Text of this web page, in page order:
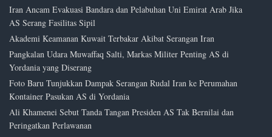
Iran Ancam Evakuasi Bandara dan Pelabuhan Uni Emirat Arab Jika
AS Serang Fasilitas Sipil
Akademi Keamanan Kuwait Terbakar Akibat Serangan Iran
Pangkalan Udara Muwaffaq Salti, Markas Militer Penting AS di
Yordania yang Diserang
Foto Baru Tunjukkan Dampak Serangan Rudal Iran ke Perumahan
Kontainer Pasukan AS di Yordania
Ali Khamenei Sebut Tanda Tangan Presiden AS Tak Bernilai dan
Peringatkan Perlawanan